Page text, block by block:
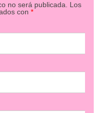
no será publicada. Los
con *